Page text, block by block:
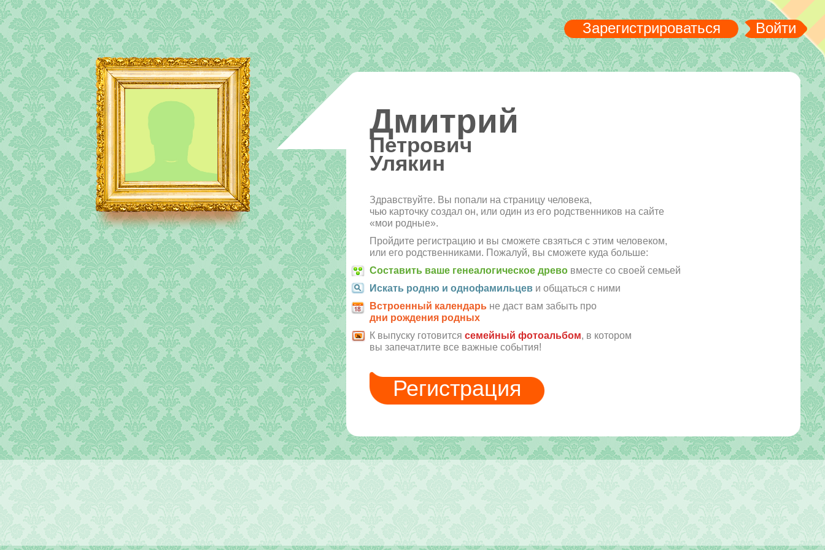
Зарегистрироваться Войти
Дмитрий
Петрович
Улякин
Здравствуйте. Вы попали на страницу человека,
чью карточку создал он, или один из его родственников на сайте
«мои родные».
Пройдите регистрацию и вы сможете свзяться с этим человеком,
или его родственниками. Пожалуй, вы сможете куда больше:
Составить ваше генеалогическое древо вместе со своей семьей
Искать родню и однофамильцев и общаться с ними
Встроенный календарь не даст вам забыть про
дни рождения родных
К выпуску готовитсясемейный фотоальбом, в котором
вы запечатлите все важные события!
Регистрация